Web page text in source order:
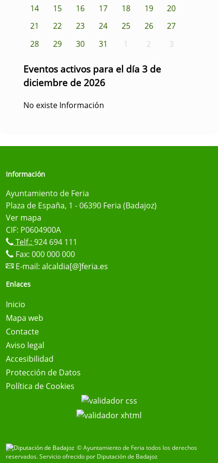
14
15 16 17 18 19
20
21
22 23 24 25 26
27
28
29 30 31 1 2 3
Eventos activos para el día 3 de
diciembre de 2026
No existe Información
Información
Ayuntamiento de Feria
Plaza de España, 1 - 06390 Feria (Badajoz)
Ver mapa
CIF: P0604900A
Telf.: 924 694 111
Fax: 000 000 000
E-mail: alcaldia[@]feria.es
Enlaces
Inicio
Mapa web
Contacte
Aviso legal
Accesibilidad
Protección de Datos
Política de Cookies
© Ayuntamiento de Feria todos los derechos
reservados.Servicio ofrecido por Diputación de Badajoz